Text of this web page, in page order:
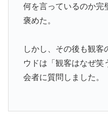
何を言っているのか完
褒めた。
しかし、その後も観客
ウドは「観客はなぜ笑
会者に質問しました。